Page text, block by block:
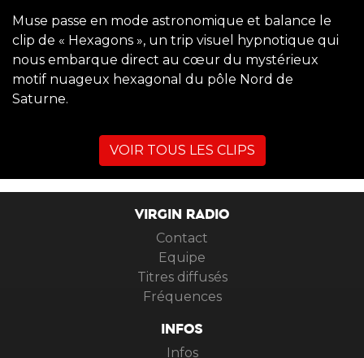
Muse passe en mode astronomique et balance le
clip de « Hexagons », un trip visuel hypnotique qui
nous embarque direct au cœur du mystérieux
motif nuageux hexagonal du pôle Nord de
Saturne.
VOIR TOUS LES CLIPS
VIRGIN RADIO
Contact
Equipe
Titres diffusés
Fréquences
INFOS
Infos